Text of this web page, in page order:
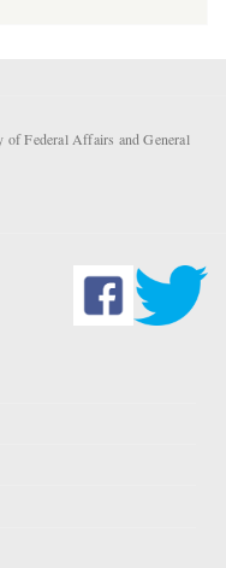
Federal Affairs and General